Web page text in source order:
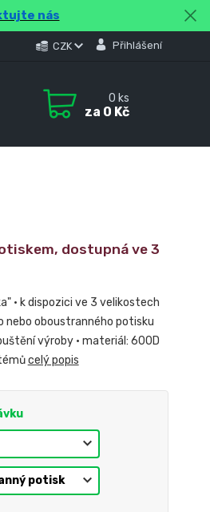
nás
CZK Přihlášení
0 ks
za 0 Kč
dostupná ve 3
• k dispozici ve 3 velikostech
nebo oboustranného potisku
výroby • materiál: 600D
celý popis